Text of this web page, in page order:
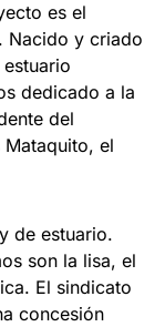
es el
Nacido y criado
dedicado a la
del
Mataquito, el
de estuario.
son la lisa, el
El sindicato
concesión